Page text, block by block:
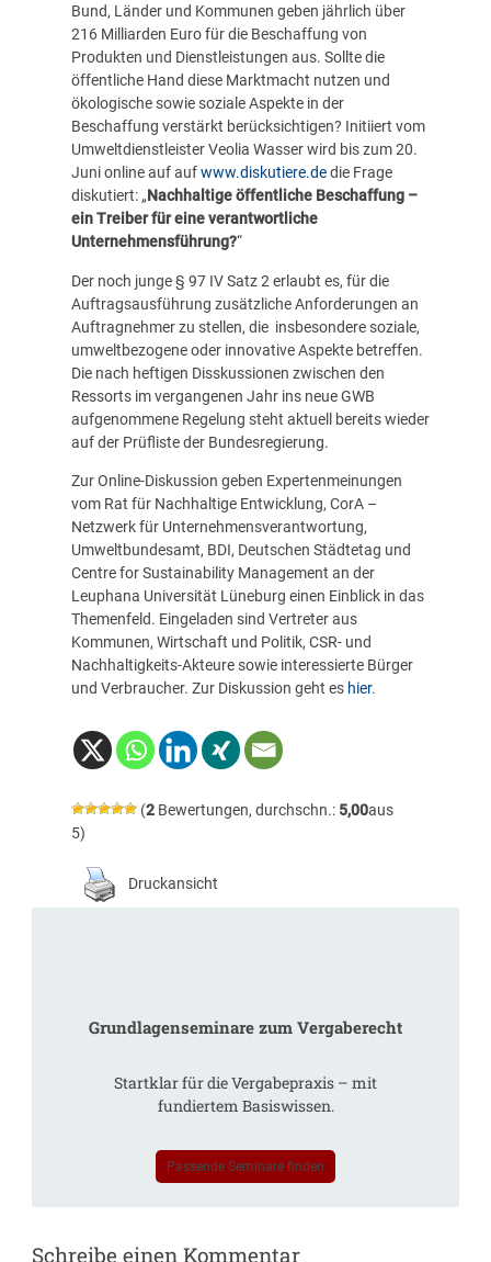
Bund, Länder und Kommunen geben jährlich über
216 Milliarden Euro für die Beschaffung von
Produkten und Dienstleistungen aus. Sollte die
öffentliche Hand diese Marktmacht nutzen und
ökologische sowie soziale Aspekte in der
Beschaffung verstärkt berücksichtigen? Initiiert vom
Umweltdienstleister Veolia Wasser wird bis zum 20.
Juni online auf aufwww.diskutiere.dedie Frage
diskutiert: „Nachhaltige öffentliche Beschaffung –
ein Treiber für eine verantwortliche
Unternehmensführung?“
Der noch junge § 97 IV Satz 2 erlaubt es, für die
Auftragsausführung zusätzliche Anforderungen an
Auftragnehmer zu stellen, die insbesondere soziale,
umweltbezogene oder innovative Aspekte betreffen.
Die nach heftigen Disskussionen zwischen den
Ressorts im vergangenen Jahr ins neue GWB
aufgenommene Regelung steht aktuell bereits wieder
auf der Prüfliste der Bundesregierung.
Zur Online-Diskussion geben Expertenmeinungen
vom Rat für Nachhaltige Entwicklung, CorA –
Netzwerk für Unternehmensverantwortung,
Umweltbundesamt, BDI, Deutschen Städtetag und
Centre for Sustainability Management an der
Leuphana Universität Lüneburg einen Einblick in das
Themenfeld. Eingeladen sind Vertreter aus
Kommunen, Wirtschaft und Politik, CSR- und
Nachhaltigkeits-Akteure sowie interessierte Bürger
und Verbraucher. Zur Diskussion geht es hier.
(2Bewertungen, durchschn.: 5,00aus
5)
Druckansicht
Grundlagenseminare zum Vergaberecht
Startklar für die Vergabepraxis – mit
fundiertem Basiswissen.
Passende Seminare finden
Schreibe einen Kommentar